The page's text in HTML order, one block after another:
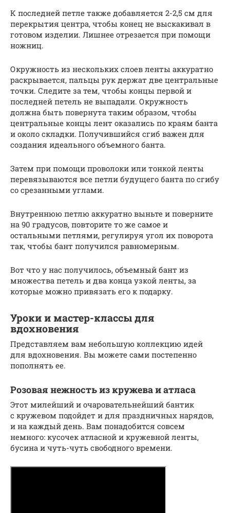
К последней петле также добавляется 2-2,5 см для
перекрытия центра, чтобы конец не выскакивал в
готовом изделии. Лишнее отрезается при помощи
ножниц.
Окружность из нескольких слоев ленты аккуратно
раскрывается, пальцы рук держат две центральные
точки. Следите за тем, чтобы концы первой и
последней петель не выпадали. Окружность
должна быть повернута таким образом, чтобы
центральные концы лент оказались по краям банта
и около складки. Получившийся сгиб важен для
создания идеального объемного банта.
Затем при помощи проволоки или тонкой ленты
перевязываются все петли будущего банта по сгибу
со срезанными углами.
Внутреннюю петлю аккуратно выньте и поверните
на 90 градусов, повторите то же самое и
остальными петлями, регулируя угол их поворота
так, чтобы бант получился равномерным.
Вот что у нас получилось, объемный бант из
множества петель и два конца узкой ленты, за
которые можно привязать его к подарку.
Уроки и мастер-классы для
вдохновения
Представляем вам небольшую коллекцию идей
для вдохновения. Вы можете сами постепенно
пополнять ее.
Розовая нежность из кружева и атласа
Этот милейший и очаровательнейший бантик
с кружевом подойдет и для праздничных нарядов,
и на каждый день. Вам понадобится совсем
немного: кусочек атласной и кружевной ленты,
бусина и чуть-чуть свободного времени.